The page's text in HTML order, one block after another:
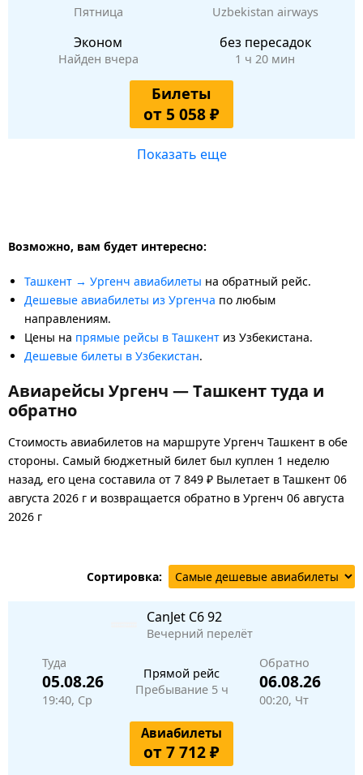
Пятница Uzbekistan airways
Эконом
Найден вчера
без пересадок
1 ч 20 мин
Билеты
от 5 058 ₽
Показать еще
Возможно, вам будет интересно:
Ташкент → Ургенч авиабилеты на обратный рейс.
Дешевые авиабилеты из Ургенча по любым
направлениям.
Цены на прямые рейсы в Ташкент из Узбекистана.
Дешевые билеты в Узбекистан.
Авиарейсы Ургенч — Ташкент туда и
обратно
Стоимость авиабилетов на маршруте Ургенч Ташкент в обе
стороны. Самый бюджетный билет был куплен 1 неделю
назад, его цена составила от 7 849 ₽ Вылетает в Ташкент 06
августа 2026 г и возвращается обратно в Ургенч 06 августа
2026 г
Сортировка:
CanJet C6 92
Вечерний перелёт
Туда
05.08.26
19:40, Ср
Прямой рейс
Пребывание 5 ч
Обратно
06.08.26
00:20, Чт
Авиабилеты
от 7 712 ₽